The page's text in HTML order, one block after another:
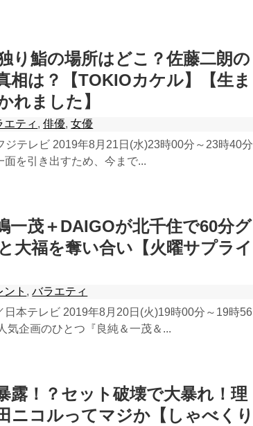
り鮨の場所はどこ？佐藤二朗の
相は？【TOKIOカケル】【生ま
れました】
エティ ,俳優,女優
ジテレビ 2019年8月21日(水)23時00分～23時40分
を引き出すため、今まで...
一茂＋DAIGOが北千住で60分グ
大福を奪い合い【火曜サプライ
ント ,バラエティ
日本テレビ 2019年8月20日(火)19時00分～19時56
気企画のひとつ『良純＆一茂＆...
露！？セット破壊で大暴れ！理
ニコルってマジか【しゃべくり